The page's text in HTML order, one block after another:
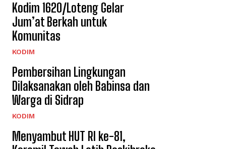
Kodim 1620/Loteng Gelar
Jum’at Berkah untuk
Komunitas
KODIM
Pembersihan Lingkungan
Dilaksanakan oleh Babinsa dan
Warga di Sidrap
KODIM
Menyambut HUT RI ke-81,